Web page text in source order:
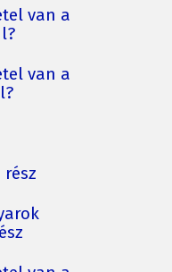
van a
van a
rész